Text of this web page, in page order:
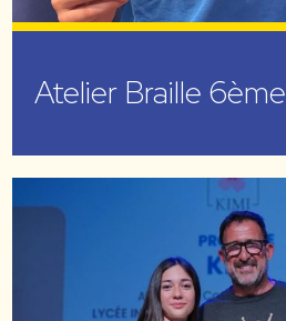
Atelier Braille 6ème